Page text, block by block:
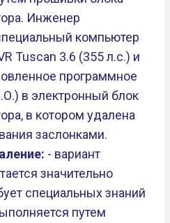
Инженер
компьютер
Tuscan 3.6 (355 л.с.) и
программное
в электронный блок
в котором удалена
заслонками.
- вариант
значительно
специальных знаний
путем